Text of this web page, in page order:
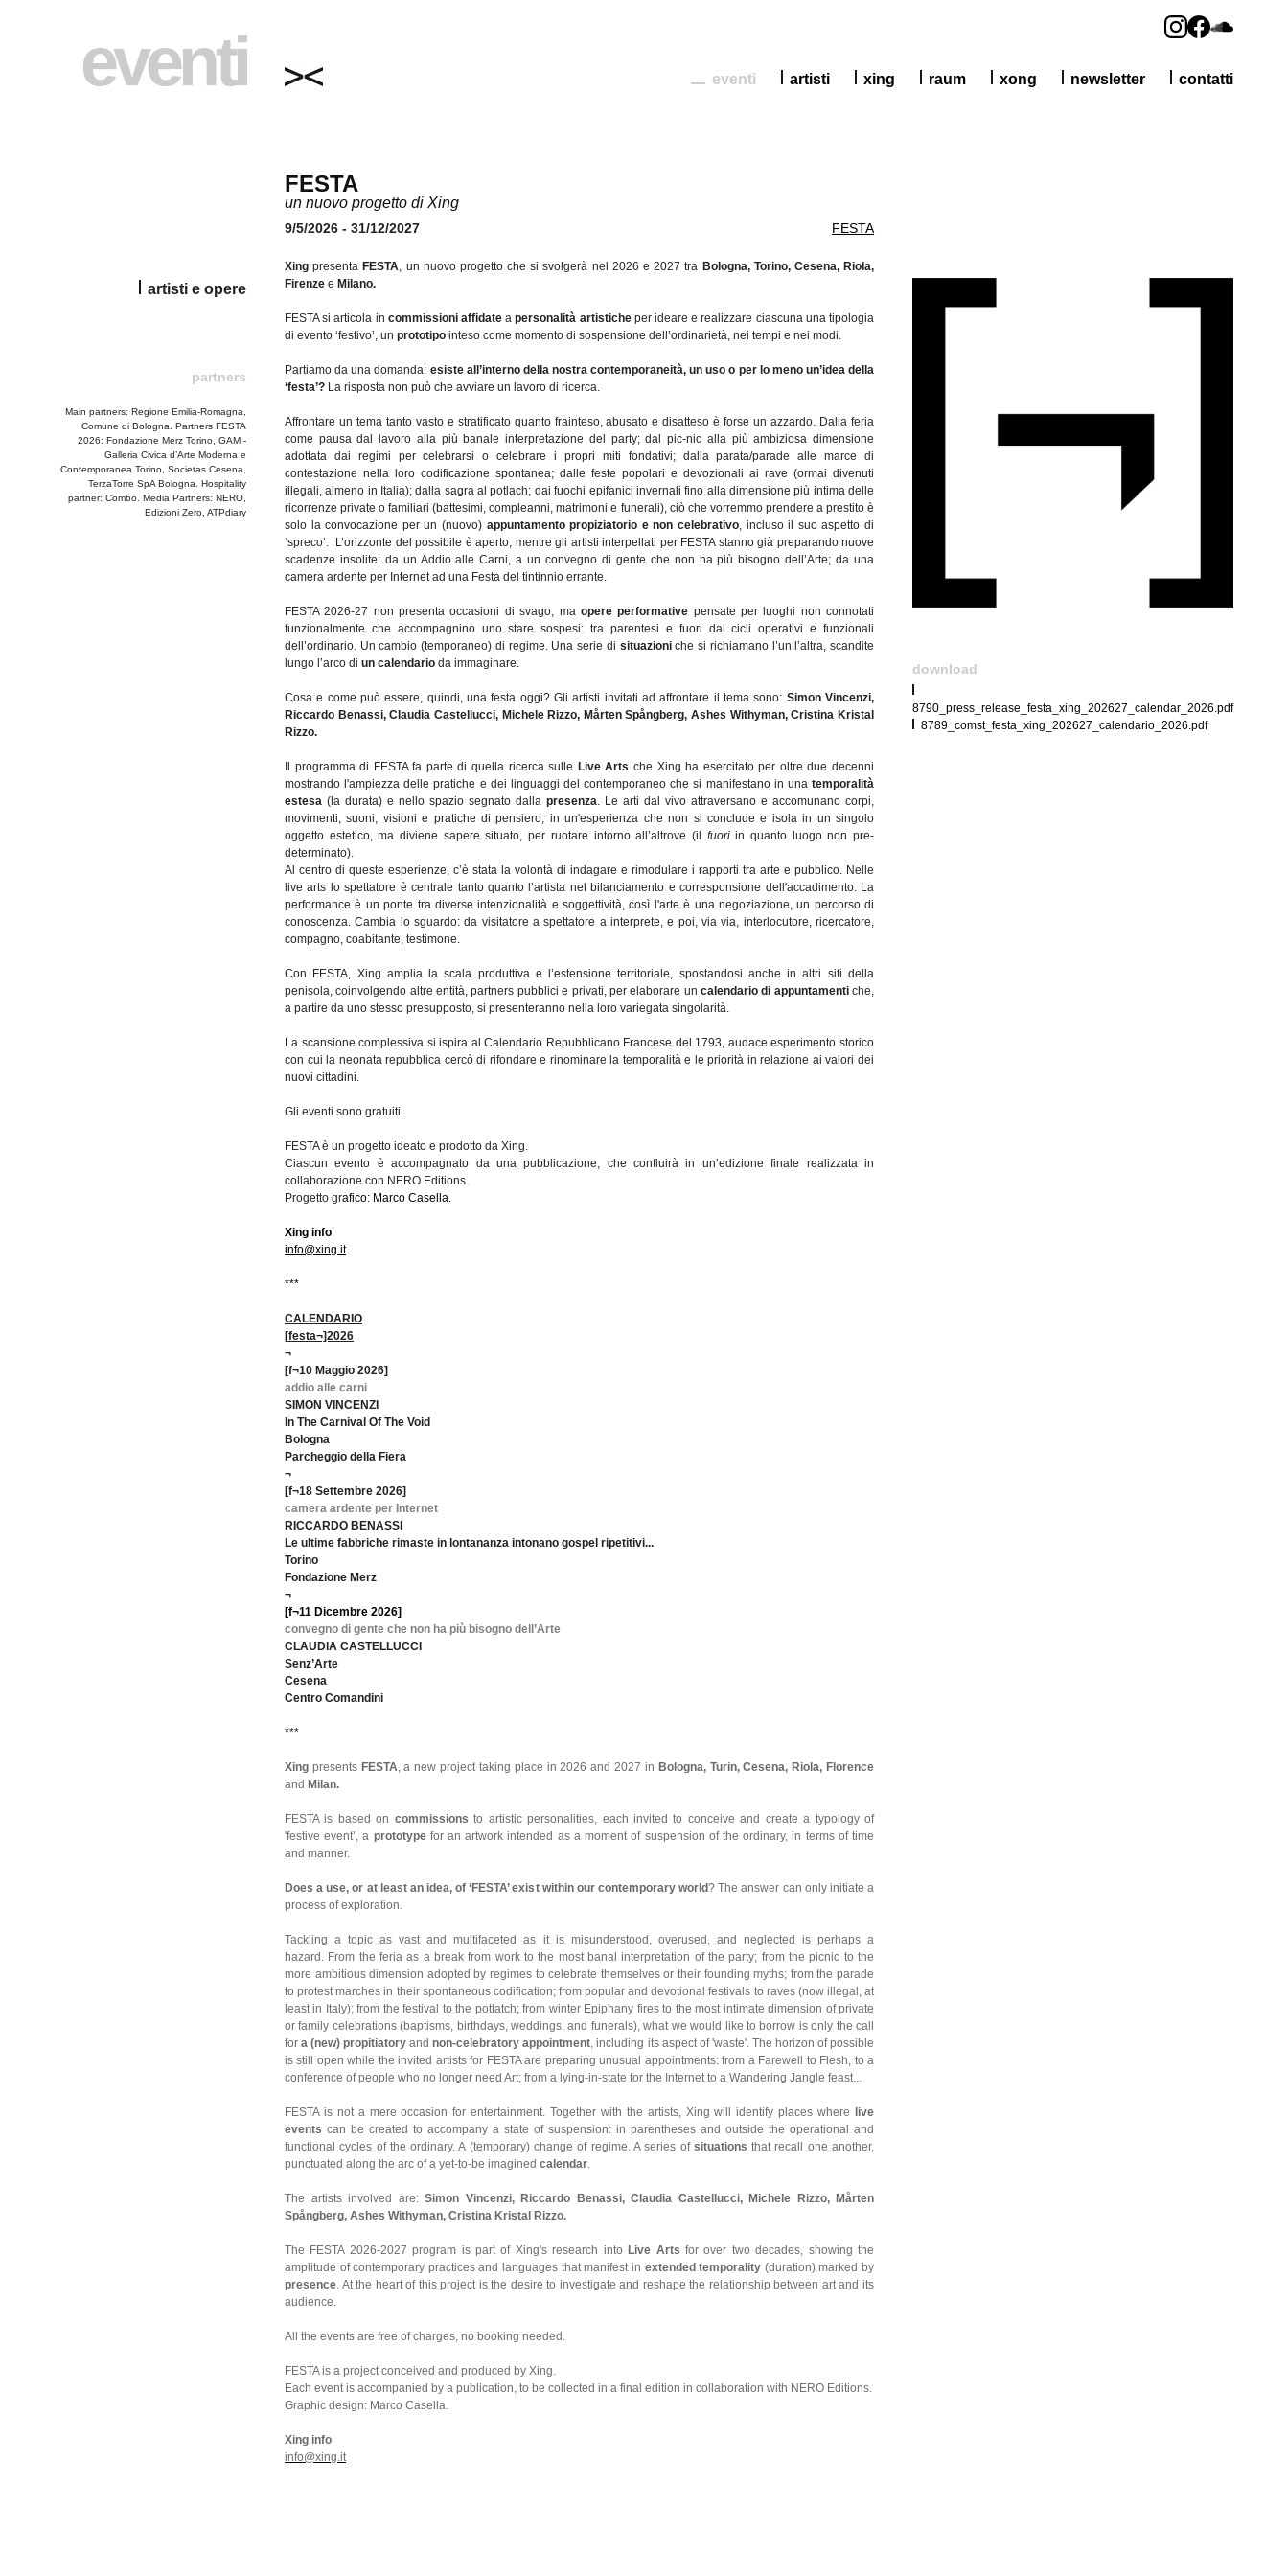
eventi contatti
newsletter
xong
raum
xing
artisti
eventi
artisti e opere
partners
Main partners: Regione Emilia-Romagna,
Comune di Bologna. Partners FESTA
2026: Fondazione Merz Torino, GAM -
Galleria Civica d’Arte Moderna e
Contemporanea Torino, Societas Cesena,
TerzaTorre SpA Bologna. Hospitality
partner: Combo. Media Partners: NERO,
Edizioni Zero, ATPdiary
download
8790_press_release_festa_xing_202627_calendar_2026.pdf
8789_comst_festa_xing_202627_calendario_2026.pdf
FESTA
un nuovo progetto di Xing
9/5/2026 - 31/12/2027 FESTA
Xing presenta FESTA, un nuovo progetto che si svolgerà nel 2026 e 2027 tra Bologna, Torino, Cesena, Riola,
Firenze e Milano.
FESTA si articola in commissioni affidate apersonalità artisticheper ideare e realizzare ciascuna una tipologia
di evento ‘festivo’, un prototipo inteso come momento di sospensione dell’ordinarietà, nei tempi e nei modi.
Partiamo da una domanda: esiste all’interno della nostra contemporaneità, un uso o per lo meno un’idea della
‘festa’? La risposta non può che avviare un lavoro di ricerca.
Affrontare un tema tanto vasto e stratificato quanto frainteso, abusato e disatteso è forse un azzardo. Dalla feria
come pausa dal lavoro alla più banale interpretazione del party; dal pic-nic alla più ambiziosa dimensione
adottata dai regimi per celebrarsi o celebrare i propri miti fondativi; dalla parata/parade alle marce di
contestazione nella loro codificazione spontanea; dalle feste popolari e devozionali ai rave (ormai divenuti
illegali, almeno in Italia); dalla sagra al potlach; dai fuochi epifanici invernali fino alla dimensione più intima delle
ricorrenze private o familiari (battesimi, compleanni, matrimoni e funerali), ciò che vorremmo prendere a prestito è
solo la convocazione per un (nuovo) appuntamento propiziatorio e non celebrativo, incluso il suo aspetto di
‘spreco’. L’orizzonte del possibile è aperto, mentre gli artisti interpellati per FESTA stanno già preparando nuove
scadenze insolite: da un Addio alle Carni, a un convegno di gente che non ha più bisogno dell’Arte; da una
camera ardente per Internet ad una Festa del tintinnio errante.
FESTA 2026-27 non presenta occasioni di svago, ma opere performative pensate per luoghi non connotati
funzionalmente che accompagnino uno stare sospesi: tra parentesi e fuori dal cicli operativi e funzionali
dell’ordinario. Un cambio (temporaneo) di regime. Una serie di situazioniche si richiamano l’un l’altra, scandite
lungo l’arco di un calendario da immaginare.
Cosa e come può essere, quindi, una festa oggi? Gli artisti invitati ad affrontare il tema sono: Simon Vincenzi,
Riccardo Benassi, Claudia Castellucci, Michele Rizzo, Mårten Spångberg, Ashes Withyman, Cristina Kristal
Rizzo.
Il programma di FESTA fa parte di quella ricerca sulle Live Arts che Xing ha esercitato per oltre due decenni
mostrando l'ampiezza delle pratiche e dei linguaggi del contemporaneo che si manifestano in una temporalità
estesa (la durata) e nello spazio segnato dalla presenza. Le arti dal vivo attraversano e accomunano corpi,
movimenti, suoni, visioni e pratiche di pensiero, in un'esperienza che non si conclude e isola in un singolo
oggetto estetico, ma diviene sapere situato, per ruotare intorno all’altrove (il fuoriin quanto luogo non pre-
determinato).
Al centro di queste esperienze, c’è stata la volontà di indagare e rimodulare i rapporti tra arte e pubblico. Nelle
live arts lo spettatore è centrale tanto quanto l’artista nel bilanciamento e corresponsione dell'accadimento. La
performance è un ponte tra diverse intenzionalità e soggettività, così l'arte è una negoziazione, un percorso di
conoscenza. Cambia lo sguardo: da visitatore a spettatore a interprete, e poi, via via, interlocutore, ricercatore,
compagno, coabitante, testimone.
Con FESTA, Xing amplia la scala produttiva e l’estensione territoriale, spostandosi anche in altri siti della
penisola, coinvolgendo altre entità, partners pubblici e privati, per elaborare un calendario di appuntamentiche,
a partire da uno stesso presupposto, si presenteranno nella loro variegata singolarità.
La scansione complessiva si ispira al Calendario Repubblicano Francese del 1793, audace esperimento storico
con cui la neonata repubblica cercò di rifondare e rinominare la temporalità e le priorità in relazione ai valori dei
nuovi cittadini.
Gli eventi sono gratuiti.
FESTA è un progetto ideato e prodotto da Xing.
Ciascun evento è accompagnato da una pubblicazione, che confluirà in un’edizione finale realizzata in
collaborazione con NERO Editions.
Progetto grafico: Marco Casella.
Xing info
info@xing.it
***
CALENDARIO
[festa¬]2026
¬
[f¬10 Maggio 2026]
addio alle carni
SIMON VINCENZI
In The Carnival Of The Void
Bologna
Parcheggio della Fiera
¬
[f¬18 Settembre 2026]
camera ardente per Internet
RICCARDO BENASSI
Le ultime fabbriche rimaste in lontananza intonano gospel ripetitivi...
Torino
Fondazione Merz
¬
[f¬11 Dicembre 2026]
convegno di gente che non ha più bisogno dell’Arte
CLAUDIA CASTELLUCCI
Senz’Arte
Cesena
Centro Comandini
***
Xing presents FESTA, a new project taking place in 2026 and 2027 in Bologna, Turin, Cesena, Riola, Florence
and Milan.
FESTA is based on commissionsto artistic personalities, each invited to conceive and create a typology of
'festive event’, a prototypefor an artwork intended as a moment of suspension of the ordinary, in terms of time
and manner.
Does a use, or at least an idea, of ‘FESTA’ exist within our contemporary world? The answer can only initiate a
process of exploration.
Tackling a topic as vast and multifaceted as it is misunderstood, overused, and neglected is perhaps a
hazard. From the feria as a break from work to the most banal interpretation of the party; from the picnic to the
more ambitious dimension adopted by regimes to celebrate themselves or their founding myths; from the parade
to protest marches in their spontaneous codification; from popular and devotional festivals to raves (now illegal, at
least in Italy); from the festival to the potlatch; from winter Epiphany fires to the most intimate dimension of private
or family celebrations (baptisms, birthdays, weddings, and funerals), what we would like to borrow is only the call
fora (new) propitiatoryand non-celebratory appointment, including its aspect of 'waste'. The horizon of possible
is still open while the invited artists for FESTA are preparing unusual appointments: from a Farewell to Flesh, to a
conference of people who no longer need Art; from a lying-in-state for the Internet to a Wandering Jangle feast...
FESTA is not a mere occasion for entertainment. Together with the artists, Xing will identify places where
live
events can be created to accompany a state of suspension: in parentheses and outside the operational and
functional cycles of the ordinary. A (temporary) change of regime. A series of situations that recall one another,
punctuated along the arc of a yet-to-be imagined calendar.
The artists involved are: Simon Vincenzi, Riccardo Benassi, Claudia Castellucci, Michele Rizzo, Mårten
Spångberg, Ashes Withyman, Cristina Kristal Rizzo.
The FESTA 2026-2027 program is part of Xing's research into Live Arts for over two decades, showing the
amplitude of contemporary practices and languages that manifest in extended temporality (duration) marked by
presence. At the heart of this project is the desire to investigate and reshape the relationship between art and its
audience.
All the events are free of charges, no booking needed.
FESTA is a project conceived and produced by Xing.
Each event is accompanied by a publication, to be collected in a final edition in collaboration with NERO Editions.
Graphic design: Marco Casella.
Xing info
info@xing.it